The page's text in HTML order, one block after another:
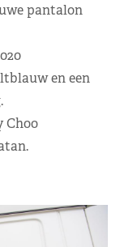
pantalon
en een
Choo